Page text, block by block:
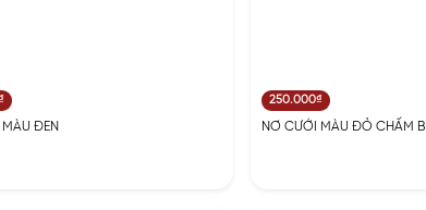
ĐEN
250.000₫
NƠ CƯỚI MÀU ĐỎ CHẤM BI